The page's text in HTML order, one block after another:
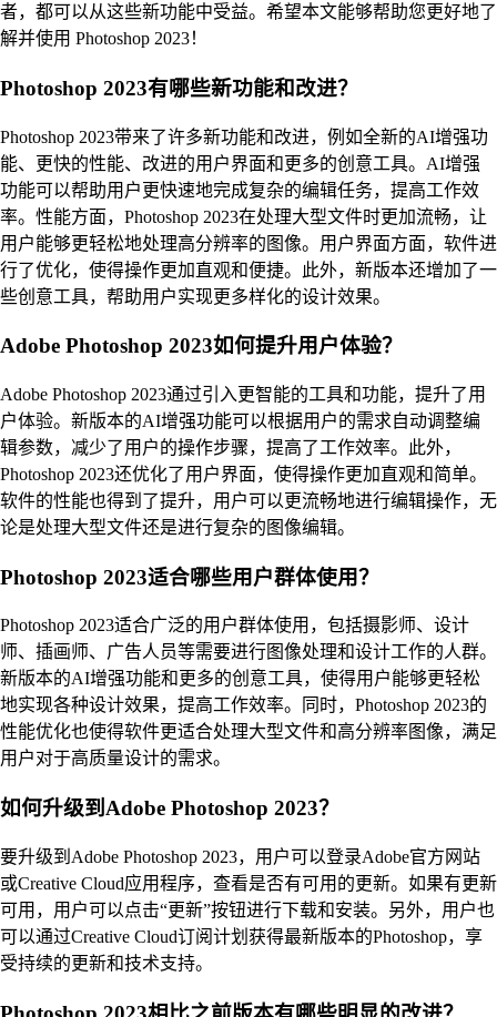
者，都可以从这些新功能中受益。希望本文能够帮助您更好地了
解并使用 Photoshop 2023！
Photoshop 2023有哪些新功能和改进？
Photoshop 2023带来了许多新功能和改进，例如全新的AI增强功
能、更快的性能、改进的用户界面和更多的创意工具。AI增强
功能可以帮助用户更快速地完成复杂的编辑任务，提高工作效
率。性能方面，Photoshop 2023在处理大型文件时更加流畅，让
用户能够更轻松地处理高分辨率的图像。用户界面方面，软件进
行了优化，使得操作更加直观和便捷。此外，新版本还增加了一
些创意工具，帮助用户实现更多样化的设计效果。
Adobe Photoshop 2023如何提升用户体验？
Adobe Photoshop 2023通过引入更智能的工具和功能，提升了用
户体验。新版本的AI增强功能可以根据用户的需求自动调整编
辑参数，减少了用户的操作步骤，提高了工作效率。此外，
Photoshop 2023还优化了用户界面，使得操作更加直观和简单。
软件的性能也得到了提升，用户可以更流畅地进行编辑操作，无
论是处理大型文件还是进行复杂的图像编辑。
Photoshop 2023适合哪些用户群体使用？
Photoshop 2023适合广泛的用户群体使用，包括摄影师、设计
师、插画师、广告人员等需要进行图像处理和设计工作的人群。
新版本的AI增强功能和更多的创意工具，使得用户能够更轻松
地实现各种设计效果，提高工作效率。同时，Photoshop 2023的
性能优化也使得软件更适合处理大型文件和高分辨率图像，满足
用户对于高质量设计的需求。
如何升级到Adobe Photoshop 2023？
要升级到Adobe Photoshop 2023，用户可以登录Adobe官方网站
或Creative Cloud应用程序，查看是否有可用的更新。如果有更新
可用，用户可以点击“更新”按钮进行下载和安装。另外，用户也
可以通过Creative Cloud订阅计划获得最新版本的Photoshop，享
受持续的更新和技术支持。